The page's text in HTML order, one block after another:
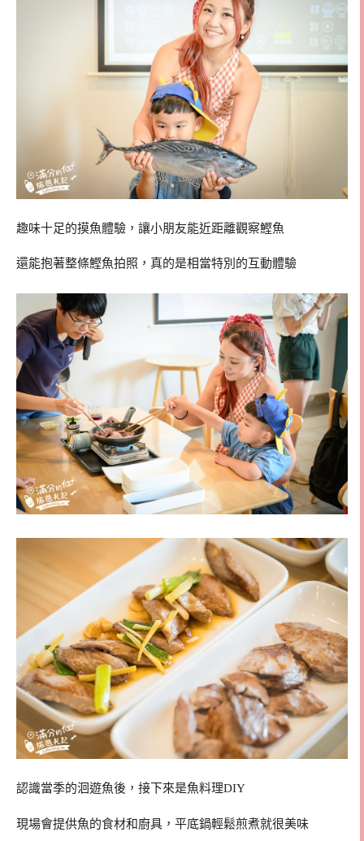
趣味十足的摸魚體驗，讓小朋友能近距離觀察鰹魚
還能抱著整條鰹魚拍照，真的是相當特別的互動體驗
認識當季的洄遊魚後，接下來是魚料理DIY
現場會提供魚的食材和廚具，平底鍋輕鬆煎煮就很美味